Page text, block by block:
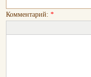
Комментарий: *